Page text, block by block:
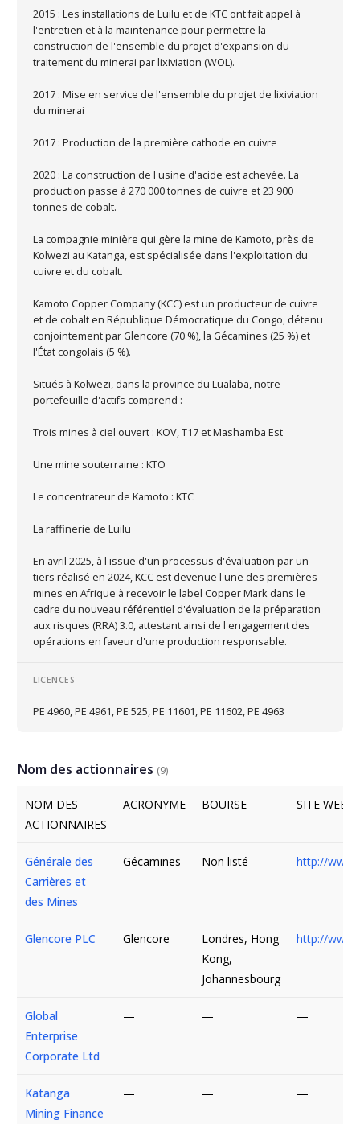
2015 : Les installations de Luilu et de KTC ont fait appel à
l'entretien et à la maintenance pour permettre la
construction de l'ensemble du projet d'expansion du
traitement du minerai par lixiviation (WOL).
2017 : Mise en service de l'ensemble du projet de lixiviation
du minerai
2017 : Production de la première cathode en cuivre
2020 : La construction de l'usine d'acide est achevée. La
production passe à 270 000 tonnes de cuivre et 23 900
tonnes de cobalt.
La compagnie minière qui gère la mine de Kamoto, près de
Kolwezi au Katanga, est spécialisée dans l'exploitation du
cuivre et du cobalt.
Kamoto Copper Company (KCC) est un producteur de cuivre
et de cobalt en République Démocratique du Congo, détenu
conjointement par Glencore (70 %), la Gécamines (25 %) et
l'État congolais (5 %).
Situés à Kolwezi, dans la province du Lualaba, notre
portefeuille d'actifs comprend :
Trois mines à ciel ouvert : KOV, T17 et Mashamba Est
Une mine souterraine : KTO
Le concentrateur de Kamoto : KTC
La raffinerie de Luilu
En avril 2025, à l'issue d'un processus d'évaluation par un
tiers réalisé en 2024, KCC est devenue l'une des premières
mines en Afrique à recevoir le label Copper Mark dans le
cadre du nouveau référentiel d'évaluation de la préparation
aux risques (RRA) 3.0, attestant ainsi de l'engagement des
opérations en faveur d'une production responsable.
LICENCES
PE 4960, PE 4961, PE 525, PE 11601, PE 11602, PE 4963
Nom des actionnaires (9)
NOM DES
ACTIONNAIRES
ACRONYME BOURSE SITE WEB
Générale des
Carrières et
des Mines
Gécamines Non listé http://
Glencore PLC Glencore
Londres, Hong
Kong,
Johannesbourg
http://
Global
Enterprise
Corporate Ltd
— — —
Katanga
Mining Finance
— — —